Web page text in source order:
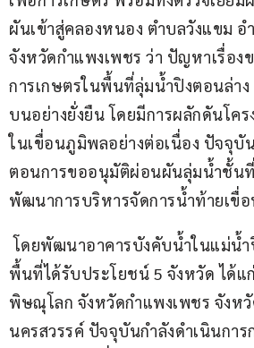
ผันเข้าสู่คลองหนอง ตำบลวังแขม อ
จังหวัดกำแพงเพชร ว่า ปัญหาเรื่อง
การเกษตรในพื้นที่ลุ่มน้ำปิงตอนล่าง
บนอย่างยั่งยืน โดยมีการผลักดันโค
ในเขื่อนภูมิพลอย่างต่อเนื่อง ปัจจุบั
ตอนการขออนุมัติผ่อนผันลุ่มน้ำชั้น
พัฒนาการบริหารจัดการน้ำท้ายเขื่
โดยพัฒนาอาคารบังคับน้ำในแม่น้ำ
พื้นที่ได้รับประโยชน์ 5 จังหวัด ได้แ
พิษณุโลก จังหวัดกำแพงเพชร จังห
นครสวรรค์ ปัจจุบันกำลังดำเนินการ